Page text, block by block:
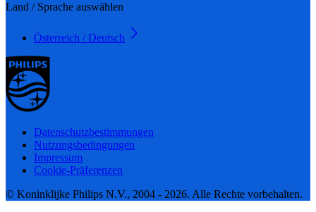
Land / Sprache auswählen
Österreich / Deutsch
Datenschutzbestimmungen
Nutzungsbedingungen
Impressum
Cookie-Präferenzen
© Koninklijke Philips N.V., 2004 - 2026. Alle Rechte vorbehalten.